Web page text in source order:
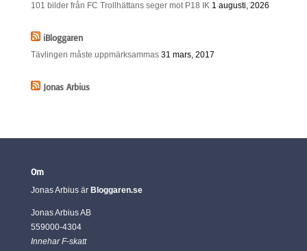
101 bilder från FC Trollhättans seger mot P18 IK 1 augusti, 2026
iBloggaren
Tävlingen måste uppmärksammas 31 mars, 2017
Jonas Arbius
Om
Jonas Arbius är Bloggaren.se
Jonas Arbius AB
559000-4304
Innehar F-skatt